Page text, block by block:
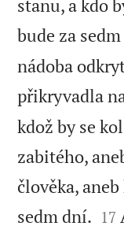
stanu, a kdo
bude za
nádoba
přikryvadla
kdož by se
zabitého,
člověka,
sedm dní. 

17